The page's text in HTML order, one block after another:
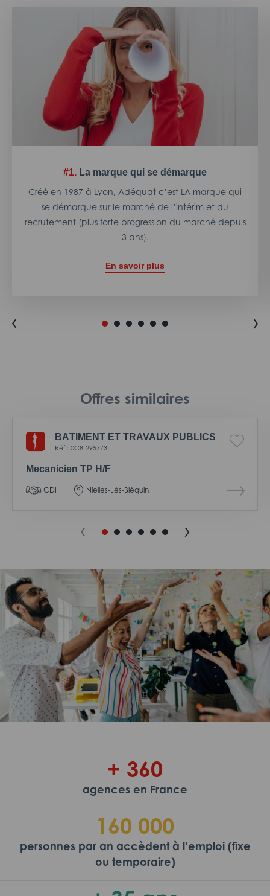
#1. La marque qui se démarque
Créé en 1987 à Lyon, Adéquat c’est LA marque qui
se démarque sur le marché de l’intérim et du
recrutement (plus forte progression du marché depuis
3 ans).
En savoir plus
Offres similaires
BÂTIMENT ET TRAVAUX PUBLICS
Réf : 0C8-295773
Mecanicien TP H/F
CDI Nielles-Lès-Bléquin
+ 360
agences en France
160 000
personnes par an accèdent à l’emploi (fixe
ou temporaire)